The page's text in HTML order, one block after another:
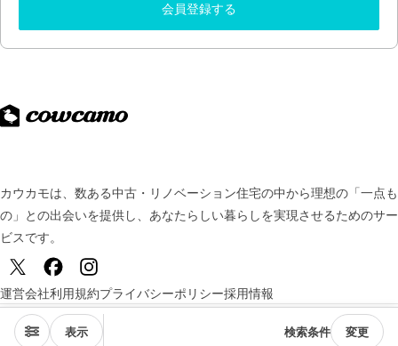
表示 検索条件 変更
会員登録する
カウカモは、数ある中古・リノベーション住宅の中から理想の「一点も
の」との出会いを提供し、 あなたらしい暮らしを実現させるためのサー
ビスです。
運営会社利用規約プライバシーポリシー採用情報
© TSUKURUBA Inc. All rights reserved.